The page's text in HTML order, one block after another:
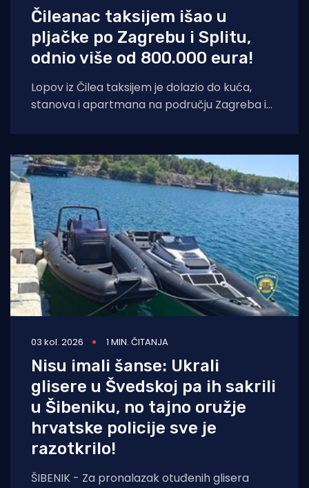
Čileanac taksijem išao u
pljačke po Zagrebu i Splitu,
odnio više od 800.000 eura!
Lopov iz Čilea taksijem je dolazio do kuća,
stanova i apartmana na području Zagreba i
03 kol. 2026 1 MIN. ČITANJA
Nisu imali šanse: Ukrali
glisere u Švedskoj pa ih sakrili
u Šibeniku, no tajno oružje
hrvatske policije sve je
razotkrilo!
ŠIBENIK - Za pronalazak otuđenih glisera